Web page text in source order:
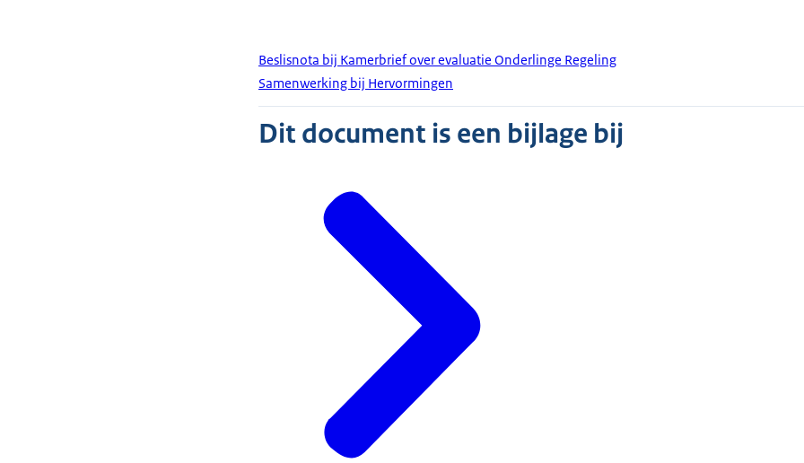
Beslisnota bij Kamerbrief over evaluatie Onderlinge Regeling
Samenwerking bij Hervormingen
Dit document is een bijlage bij